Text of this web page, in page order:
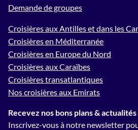
Demande de groupes
Croisières aux Antilles et dans les
Croisières en Méditerranée
Croisières en Europe du Nord
Croisières aux Caraïbes
Croisières transatlantiques
Nos croisières aux Emirats
Recevez nos bons plans & actualités
Inscrivez-vous à notre newsletter